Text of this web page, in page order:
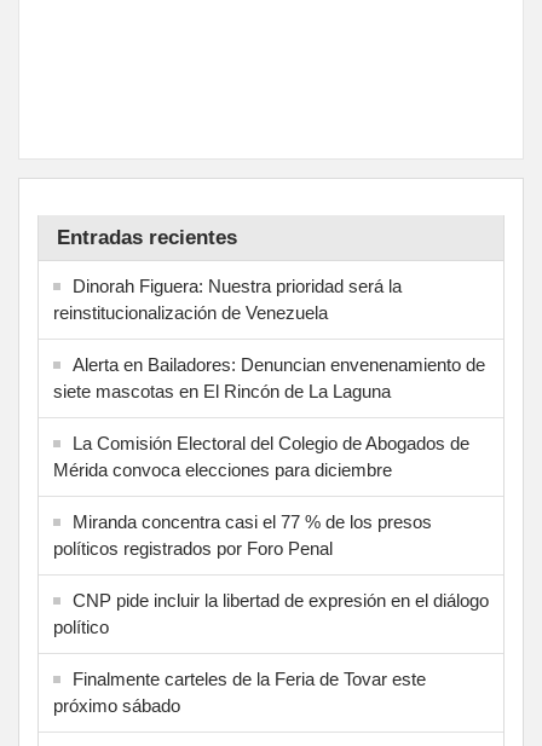
Entradas recientes
Dinorah Figuera: Nuestra prioridad será la
reinstitucionalización de Venezuela
Alerta en Bailadores: Denuncian envenenamiento de
siete mascotas en El Rincón de La Laguna
La Comisión Electoral del Colegio de Abogados de
Mérida convoca elecciones para diciembre
Miranda concentra casi el 77 % de los presos
políticos registrados por Foro Penal
CNP pide incluir la libertad de expresión en el diálogo
político
Finalmente carteles de la Feria de Tovar este
próximo sábado